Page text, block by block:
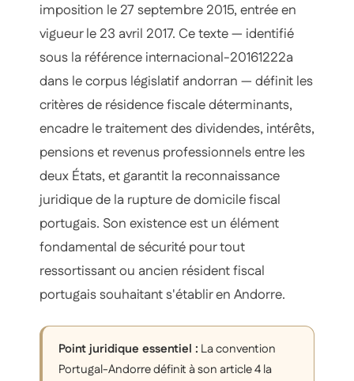
imposition le 27 septembre 2015, entrée en
vigueur le 23 avril 2017. Ce texte — identifié
sous la référence internacional-20161222a
dans le corpus législatif andorran — définit les
critères de résidence fiscale déterminants,
encadre le traitement des dividendes, intérêts,
pensions et revenus professionnels entre les
deux États, et garantit la reconnaissance
juridique de la rupture de domicile fiscal
portugais. Son existence est un élément
fondamental de sécurité pour tout
ressortissant ou ancien résident fiscal
portugais souhaitant s'établir en Andorre.
Point juridique essentiel : La convention
Portugal-Andorre définit à son article 4 la